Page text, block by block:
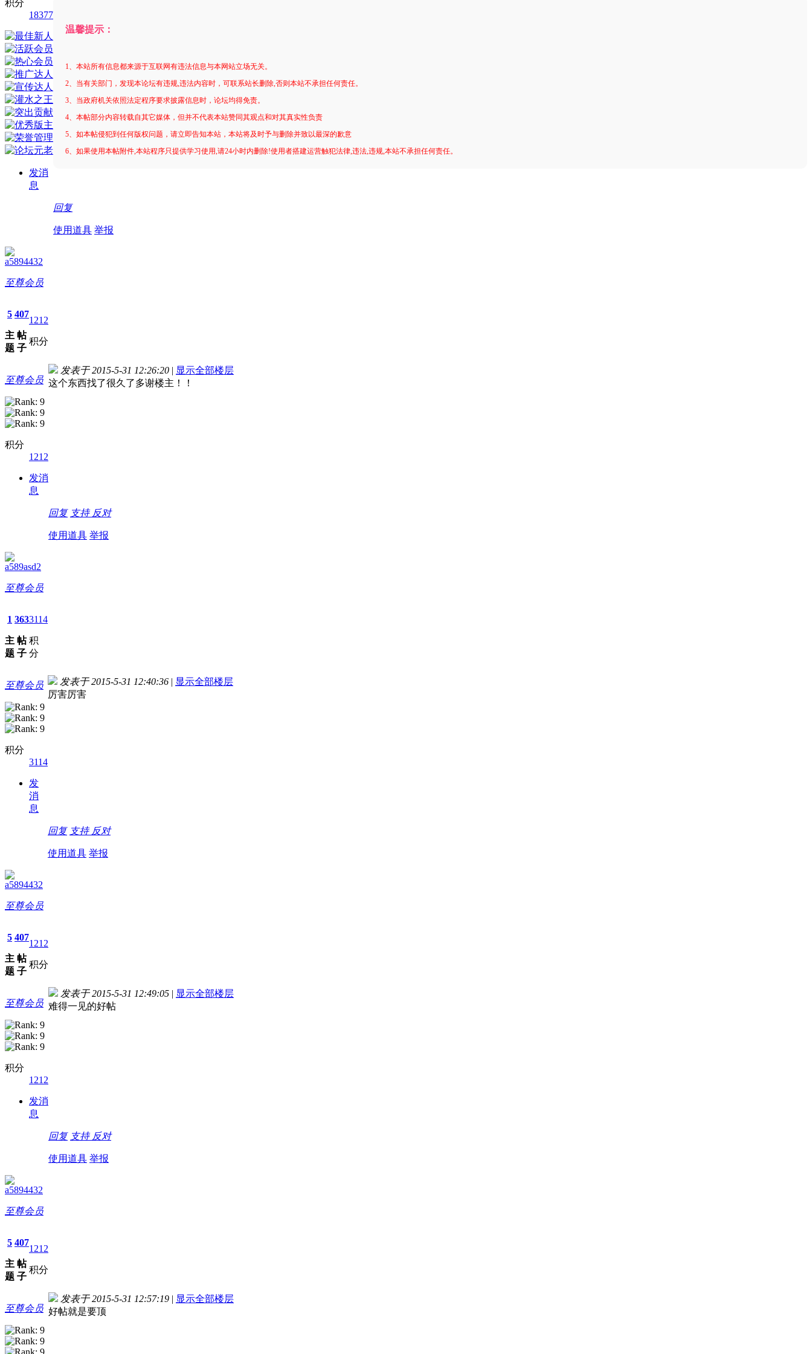
积分
18377
发消
息
温馨提示：
1、本站所有信息都来源于互联网有违法信息与本网站立场无关。
2、当有关部门，发现本论坛有违规,违法内容时，可联系站长删除,否则本站不承担任何责任。
3、当政府机关依照法定程序要求披露信息时，论坛均得免责。
4、本帖部分内容转载自其它媒体，但并不代表本站赞同其观点和对其真实性负责
5、如本帖侵犯到任何版权问题，请立即告知本站，本站将及时予与删除并致以最深的歉意
6、如果使用本帖附件,本站程序只提供学习使用,请24小时内删除!使用者搭建运营触犯法律,违法,违规,本站不承担任何责任。
回复
使用道具 举报
a5894432
至尊会员
5
主
题
407
帖
子
1212
积分
至尊会员
积分
1212
发消
息
发表于 2015-5-31 12:26:20 | 显示全部楼层
这个东西找了很久了多谢楼主！！
回复 支持 反对
使用道具 举报
a589asd2
至尊会员
1
主
题
363
帖
子
3114
积
分
至尊会员
积分
3114
发
消
息
发表于 2015-5-31 12:40:36 | 显示全部楼层
厉害厉害
回复 支持 反对
使用道具 举报
a5894432
至尊会员
5
主
题
407
帖
子
1212
积分
至尊会员
积分
1212
发消
息
发表于 2015-5-31 12:49:05 | 显示全部楼层
难得一见的好帖
回复 支持 反对
使用道具 举报
a5894432
至尊会员
5
主
题
407
帖
子
1212
积分
至尊会员
发表于 2015-5-31 12:57:19 | 显示全部楼层
好帖就是要顶